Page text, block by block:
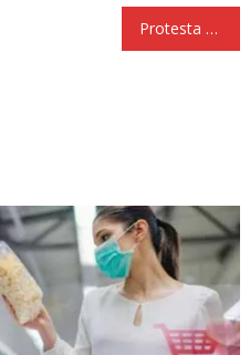
Protesta ne Athine, Kotzias: Ishte lakuriqësia e opozitës Demokracia e Re